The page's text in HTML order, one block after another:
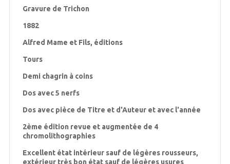
Gravure de Trichon
1882
Alfred Mame et Fils, éditions
Tours
Demi chagrin à coins
Dos avec 5 nerfs
Dos avec pièce de Titre et d'Auteur et avec l'année
2ème édition revue et augmentée de 4
chromolithographies
Excellent état intérieur sauf de légères rousseurs,
extérieur très bon état sauf de légères usures